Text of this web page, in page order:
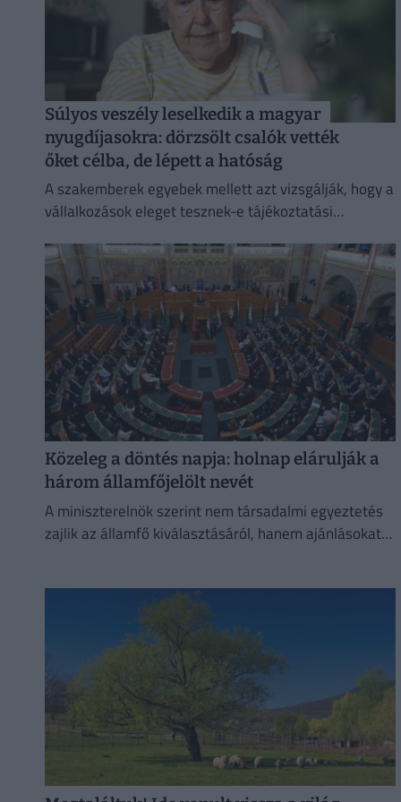
Súlyos veszély leselkedik a magyar
nyugdíjasokra: dörzsölt csalók vették
őket célba, de lépett a hatóság
A szakemberek egyebek mellett azt vizsgálják, hogy a
vállalkozások eleget tesznek-e tájékoztatási
Közeleg a döntés napja: holnap elárulják a
három államfőjelölt nevét
A miniszterelnök szerint nem társadalmi egyeztetés
zajlik az államfő kiválasztásáról, hanem ajánlásokat